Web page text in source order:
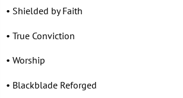
• Shielded by Faith
• True Conviction
• Worship
• Blackblade Reforged